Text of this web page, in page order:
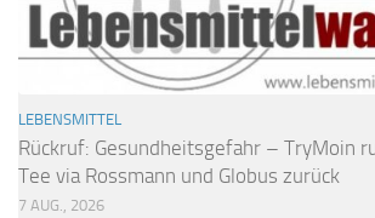
LEBENSMITTEL
Rückruf: Gesundheitsgefahr – TryMoin
Tee via Rossmann und Globus zurück
7 AUG., 2026